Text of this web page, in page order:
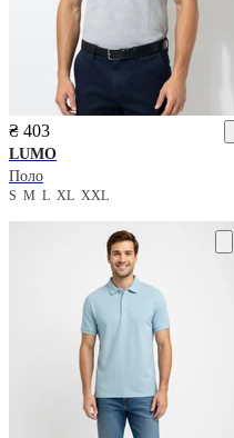
₴ 403
LUMO
Поло
S M L XL XXL